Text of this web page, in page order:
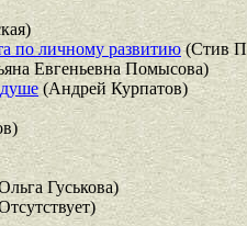
по личному развитию(Стив
Евгеньевна Помысова)
(Андрей Курпатов)
Гуськова)